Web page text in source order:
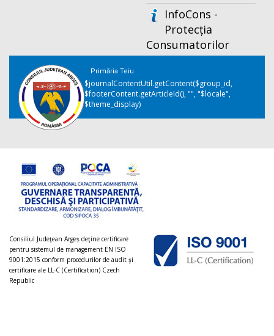
InfoCons -
Protecția
Consumatorilor
Primăria Teiu
$journalContentUtil.getContent($group_id,
$footerContent.getArticleId(), "", "$locale",
$theme_display)
Consiliul Judeţean Argeș deţine certificare
pentru sistemul de management EN ISO
9001:2015 conform procedurilor de audit şi
certificare ale LL-C (Certification) Czech
Republic